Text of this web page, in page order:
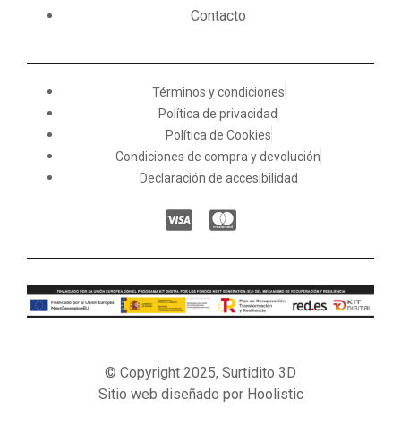
Contacto
Términos y condiciones
Política de privacidad
Política de Cookies
Condiciones de compra y devolución
Declaración de accesibilidad
© Copyright 2025, Surtidito 3D
Sitio web diseñado por Hoolistic